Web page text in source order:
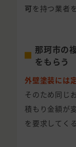
可 を持つ業者
那珂市の
をもらう
外壁塗装には
そのため同じ
積もり金額が
を要求してく